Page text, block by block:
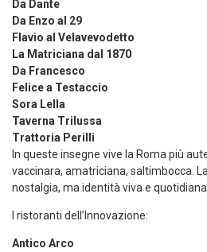
Da Dante
Da Enzo al 29
Flavio al Velavevodetto
La Matriciana dal 1870
Da Francesco
Felice a Testaccio
Sora Lella
Taverna Trilussa
Trattoria Perilli
In queste insegne vive la Roma più
vaccinara, amatriciana, saltimbocca.
nostalgia, ma identità viva e quotidiana.
I ristoranti dell’Innovazione:
Antico Arco